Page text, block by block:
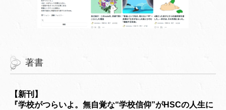
著書
【新刊】
『学校がつらいよ。無自覚な“学校信仰”がHSCの人生に